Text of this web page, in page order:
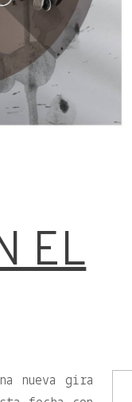
EL
nueva gira